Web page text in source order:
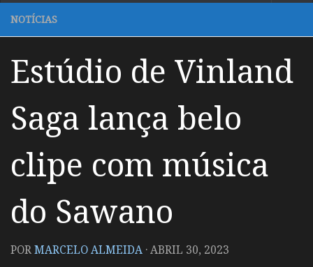
NOTÍCIAS
Estúdio de Vinland
Saga lança belo
clipe com música
do Sawano
PORMARCELO ALMEIDA ·ABRIL 30, 2023